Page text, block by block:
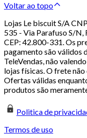
Voltar ao topo
Lojas Le biscuit S/A
535 - Via Parafuso S/N,
CEP: 42.800-331. Os
pagamento são válidos
TeleVendas, não
lojas físicas. O frete
Ofertas válidas
produtos são
Politica de
Termos de uso